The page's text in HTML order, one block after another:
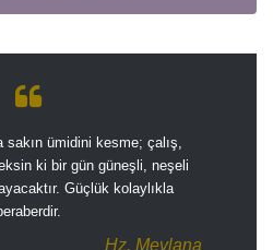
sakın ümidini kesme; çalış,
ki bir gün güneşli, neşeli
Güçlük kolaylıkla
Hz. Mevlana